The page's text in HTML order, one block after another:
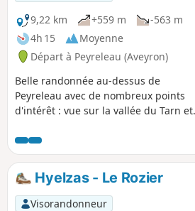
9,22 km
+559 m
-563 m
4h 15
Moyenne
Départ à Peyreleau (Aveyron)
Belle randonnée au-dessus de
Peyreleau avec de nombreux points
d'intérêt : vue sur la vallée du Tarn et
d'aigles, ruines de l'Ermitage Saint-
Michel et baignade dans la Jonte au
retour. Le plus gros de l'effort est sur la
première partie pour atteindre le point
de vue.
Hyelzas - Le Rozier
Visorandonneur